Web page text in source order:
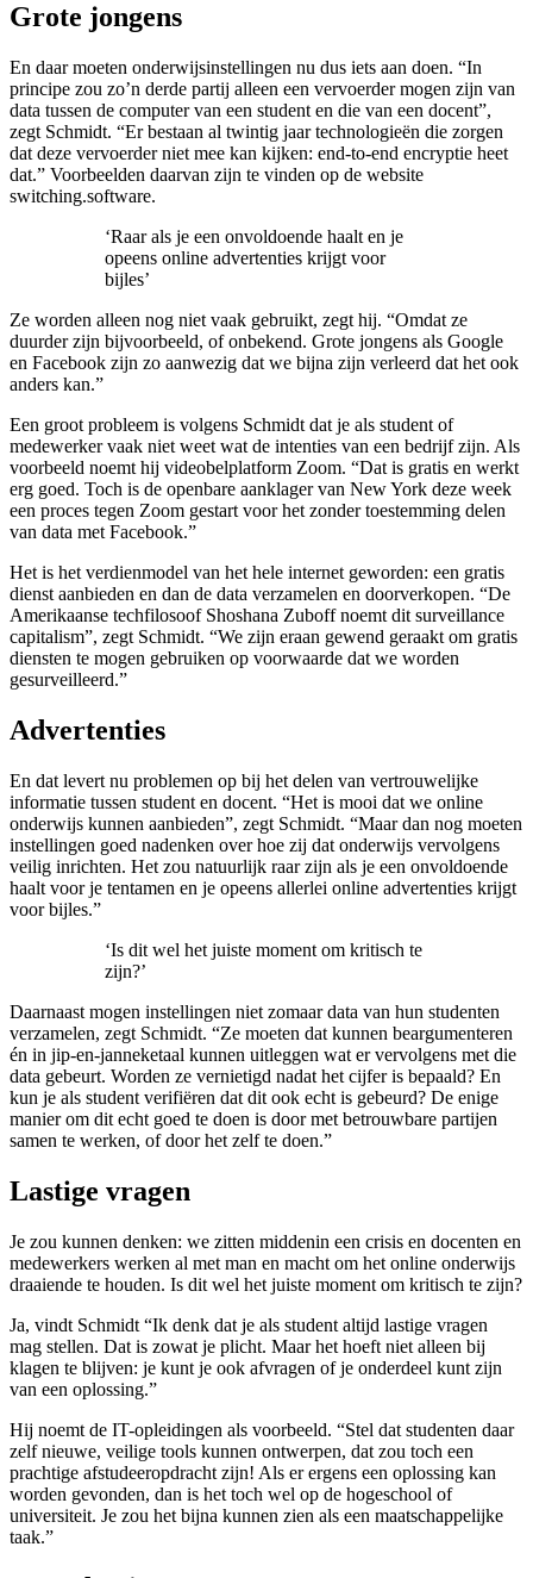
Grote jongens
En daar moeten onderwijsinstellingen nu dus iets aan doen. “In
principe zou zo’n derde partij alleen een vervoerder mogen zijn van
data tussen de computer van een student en die van een docent”,
zegt Schmidt. “Er bestaan al twintig jaar technologieën die zorgen
dat deze vervoerder niet mee kan kijken: end-to-end encryptie heet
dat.” Voorbeelden daarvan zijn te vinden op de website
switching.software.
‘Raar als je een onvoldoende haalt en je
opeens online advertenties krijgt voor
bijles’
Ze worden alleen nog niet vaak gebruikt, zegt hij. “Omdat ze
duurder zijn bijvoorbeeld, of onbekend. Grote jongens als Google
en Facebook zijn zo aanwezig dat we bijna zijn verleerd dat het ook
anders kan.”
Een groot probleem is volgens Schmidt dat je als student of
medewerker vaak niet weet wat de intenties van een bedrijf zijn. Als
voorbeeld noemt hij videobelplatform Zoom. “Dat is gratis en werkt
erg goed. Toch is de openbare aanklager van New York deze week
een proces tegen Zoom gestart voor het zonder toestemming delen
van data met Facebook.”
Het is het verdienmodel van het hele internet geworden: een gratis
dienst aanbieden en dan de data verzamelen en doorverkopen. “De
Amerikaanse techfilosoof Shoshana Zuboff noemt dit surveillance
capitalism”, zegt Schmidt. “We zijn eraan gewend geraakt om gratis
diensten te mogen gebruiken op voorwaarde dat we worden
gesurveilleerd.”
Advertenties
En dat levert nu problemen op bij het delen van vertrouwelijke
informatie tussen student en docent. “Het is mooi dat we online
onderwijs kunnen aanbieden”, zegt Schmidt. “Maar dan nog moeten
instellingen goed nadenken over hoe zij dat onderwijs vervolgens
veilig inrichten. Het zou natuurlijk raar zijn als je een onvoldoende
haalt voor je tentamen en je opeens allerlei online advertenties krijgt
voor bijles.”
‘Is dit wel het juiste moment om kritisch te
zijn?’
Daarnaast mogen instellingen niet zomaar data van hun studenten
verzamelen, zegt Schmidt. “Ze moeten dat kunnen beargumenteren
én in jip-en-janneketaal kunnen uitleggen wat er vervolgens met die
data gebeurt. Worden ze vernietigd nadat het cijfer is bepaald? En
kun je als student verifiëren dat dit ook echt is gebeurd? De enige
manier om dit echt goed te doen is door met betrouwbare partijen
samen te werken, of door het zelf te doen.”
Lastige vragen
Je zou kunnen denken: we zitten middenin een crisis en docenten en
medewerkers werken al met man en macht om het online onderwijs
draaiende te houden. Is dit wel het juiste moment om kritisch te zijn?
Ja, vindt Schmidt “Ik denk dat je als student altijd lastige vragen
mag stellen. Dat is zowat je plicht. Maar het hoeft niet alleen bij
klagen te blijven: je kunt je ook afvragen of je onderdeel kunt zijn
van een oplossing.”
Hij noemt de IT-opleidingen als voorbeeld. “Stel dat studenten daar
zelf nieuwe, veilige tools kunnen ontwerpen, dat zou toch een
prachtige afstudeeropdracht zijn! Als er ergens een oplossing kan
worden gevonden, dan is het toch wel op de hogeschool of
universiteit. Je zou het bijna kunnen zien als een maatschappelijke
taak.”